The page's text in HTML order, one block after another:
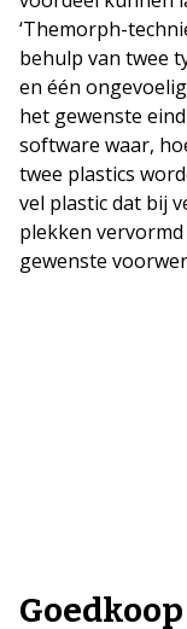
‘Themorph-
behulp van twee
en één
het gewenste
software waar,
twee plastics
vel plastic dat bij
plekken
gewenste
Goedkoop